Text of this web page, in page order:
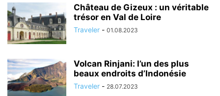
Château de Gizeux : un véritable
trésor en Val de Loire
Traveler - 01.08.2023
Volcan Rinjani: l’un des plus
beaux endroits d’Indonésie
Traveler - 28.07.2023